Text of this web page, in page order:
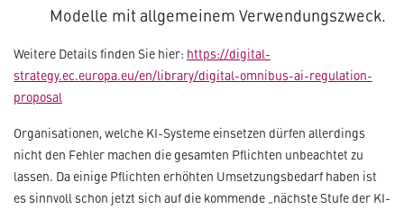
Modelle mit allgemeinem Verwendungszweck.
Weitere Details finden Sie hier: https://digital-
strategy.ec.europa.eu/en/library/digital-omnibus-ai-regulation-
proposal
Organisationen, welche KI-Systeme einsetzen dürfen allerdings
nicht den Fehler machen die gesamten Pflichten unbeachtet zu
lassen. Da einige Pflichten erhöhten Umsetzungsbedarf haben ist
es sinnvoll schon jetzt sich auf die kommende „nächste Stufe der KI-